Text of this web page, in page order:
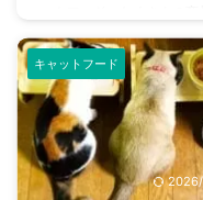
販売されていますが、それぞ
んな種類や特徴があるのでし
か。 何を基準に選ぶべきなの
か、安心して食べさせてあげ
るポイントはどこなのか、と
た飼い主さんの疑問にお答え
す。 また、愛猫がキャット
ドを食べてくれない理由や、
キャットフード